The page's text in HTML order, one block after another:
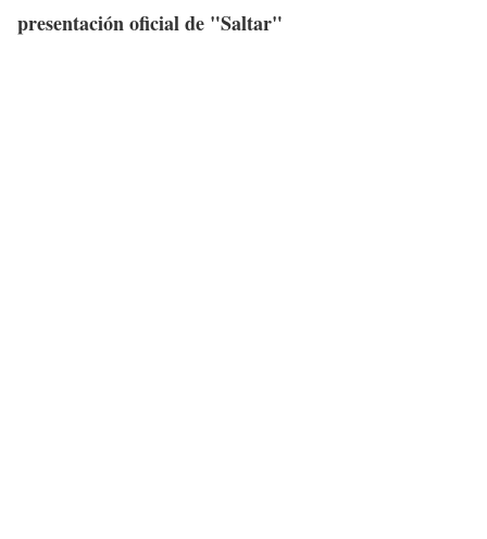
presentación oficial de "Saltar"